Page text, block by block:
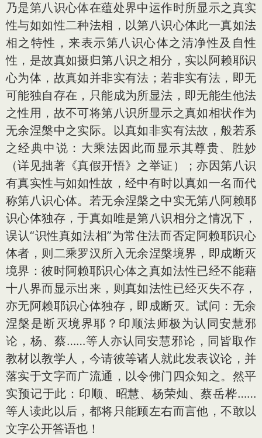
乃是第八识心体在蕴处界中运作时所显示之真实
性与如如性二种法相，以第八识心体此一真如法
相之特性，来表示第八识心体之清净性及自性
性，是故真如摄归第八识之相分，实以阿赖耶识
心为体，故真如并非实有法；若非实有法，即无
可能独自存在，只能成为所显法，即无能生他法
之性用，故不可将第八识所显示之真如相状作为
无余涅槃中之实际。以真如非实有法故，般若系
之经典中说：大乘法因此而显示其尊贵、胜妙
（详见拙著《真假开悟》之举证）；亦因第八识
有真实性与如如性故，经中有时以真如一名而代
称第八识心体。若无余涅槃之中实无第八阿赖耶
识心体独存，于真如唯是第八识相分之情况下，
误认“识性真如法相”为常住法而否定阿赖耶识心
体者，则二乘罗汉所入无余涅槃境界，即成断灭
境界：彼时阿赖耶识心体之真如法性已经不能藉
十八界而显示出来，则真如法性已经灭失不存，
亦无阿赖耶识心体独存，即成断灭。试问：无余
涅槃是断灭境界耶？印顺法师极为认同安慧邪
论，杨、蔡……等人亦认同安慧邪论，同皆取作
教材以教学人，今请彼等诸人就此发表议论，并
落实于文字而广流通，以令佛门四众知之。然平
实预记于此：印顺、昭慧、杨荣灿、蔡岳桦……
等人读此以后，都将只能顾左右而言他，不敢以
文字公开答语也！